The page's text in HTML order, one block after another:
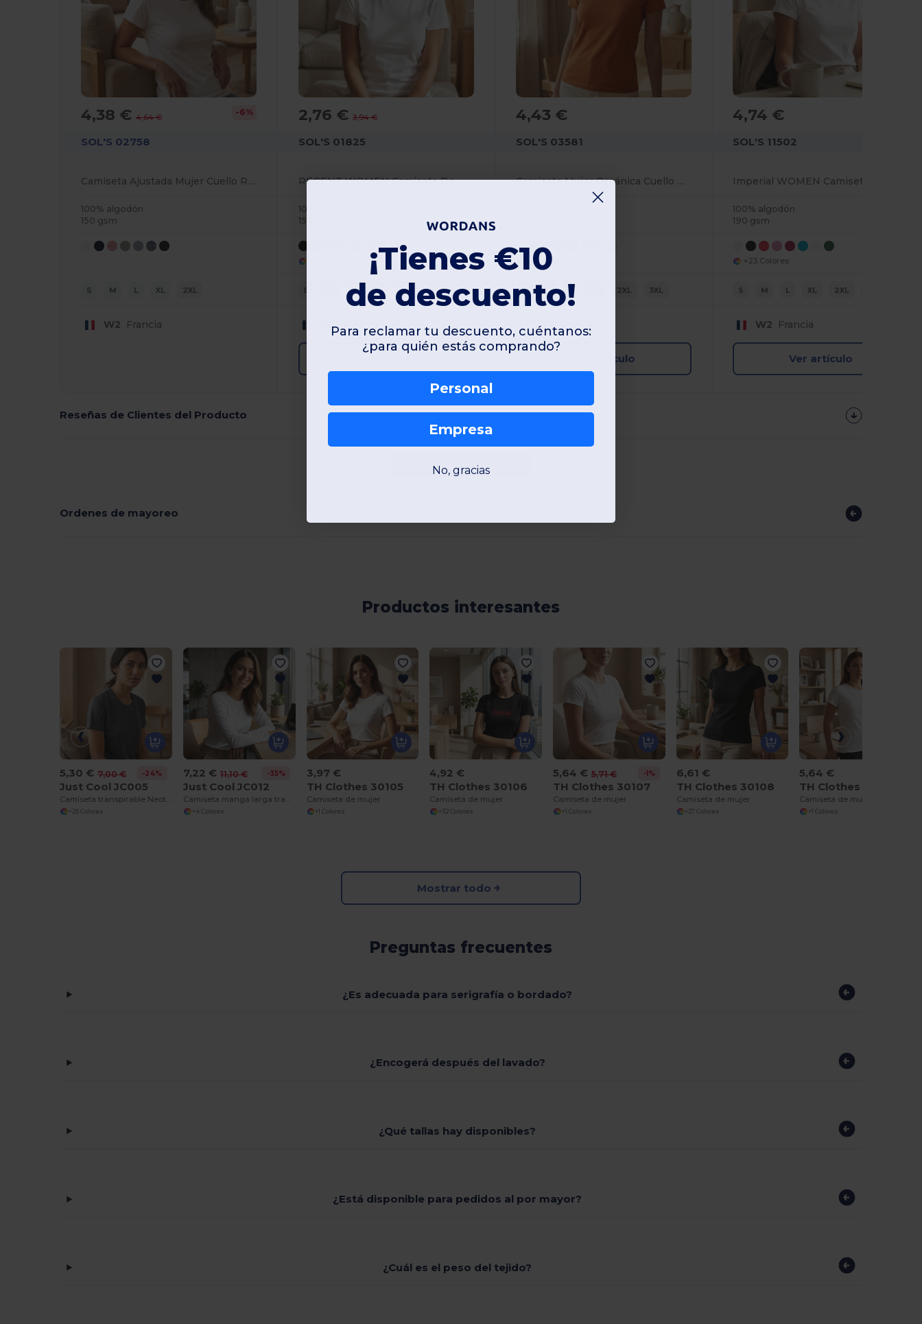
4,38 €4,64 € -6%
SOL'S 02758
Camiseta Ajustada Mujer Cuello Redondo Algodón
100% algodón
150 gsm
S M L XL 2XL
W2 Francia
2,76 € 3,94 €
SOL'S 01825
REGENT WOMEN Camiseta De Mujer Cuello Redondo
100% algodón
150 gsm
S L XL 2XL 3XL
W2Francia
4,43 €
SOL'S 03581
Camiseta Mujer Orgánica Cuello Redondo Ajustada
+20 Colores
S M L 2XL 3XL
W2
Ver artículo
4,74 €
SOL'S 11502
100% algodón
190 gsm
+23 Colores
S M L XL 2XL
W2 Francia
Ver artículo
Reseñas de Clientes del Producto
Añadir un comentario
Ordenes de mayoreo
Productos interesantes
5,30 € 7,00 € -24%
Just Cool JC005
+25 Colores
7,22 € 11,10 € -35%
Just Cool JC012
+4 Colores
3,97 €
TH Clothes 30105
Camiseta de mujer
+1 Colores
4,92 €
TH Clothes 30106
Camiseta de mujer
+32 Colores
5,64 € 5,71 € -1%
TH Clothes 30107
Camiseta de mujer
+1 Colores
6,61 €
TH Clothes 30108
Camiseta de mujer
+27 Colores
5,64 €
TH Clothes 30113
Camiseta de mujer
+1 Colores
Mostrar todo
Preguntas frecuentes
¿Es adecuada para serigrafía o bordado?
¿Encogerá después del lavado?
¿Qué tallas hay disponibles?
¿Está disponible para pedidos al por mayor?
¿Cuál es el peso del tejido?
¡Tienes €10
de descuento!
Para reclamar tu descuento, cuéntanos:
¿para quién estás comprando?
Personal
Empresa
No, gracias